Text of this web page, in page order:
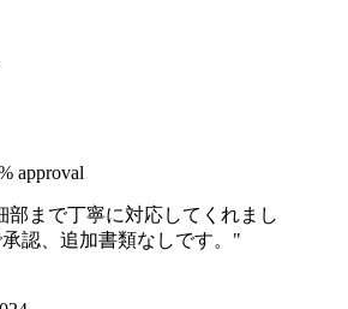
approval
部まで丁寧に対応してくれまし
認、追加書類なしです。 "